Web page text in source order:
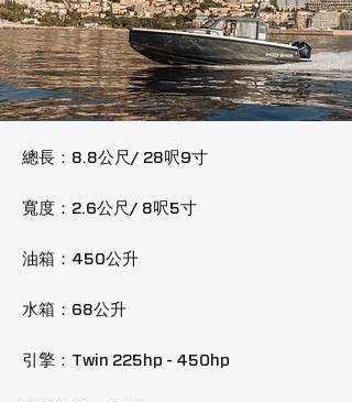
總長：8.8公尺/ 28呎9寸
寬度：2.6公尺/ 8呎5寸
油箱：450公升
水箱：68公升
引擎：Twin 225hp - 450hp